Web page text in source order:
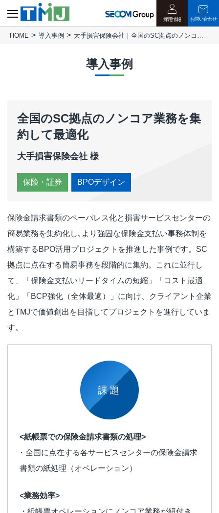
採用情報 お問い合わせ
HOME 導入事例 大手損害保険会社｜全国のSC拠点のノンコア業務を集約して最適化
導入事例
保険・証券 BPOデザイン
大手損害保険会社 様
全国のSC拠点のノンコア業務を集
約して最適化
保険金請求書類のペーパレス化と損害サービスセンターの
簡易業務を集約化し､より強固な保険金支払い事務体制を
構築するBPO活用プロジェクトを推進した事例です。SC
拠点に点在する簡易事務を段階的に集約。これに並行し
て、「保険金支払いリードタイムの短縮」「コスト最適
化」「BCP強化（全体最適）」に向け、クライアント企業
とTMJで価値創出を目指してプロジェクトを進行していま
す。
課題
<紙帳票での保険金請求書類の処理>
･ 全国に点在する各サービスセンターの保険金請求
書類の紙処理（オペレーション）
<業務効率>
・紙帳票オペレーションにノンコア業務が紐付き、